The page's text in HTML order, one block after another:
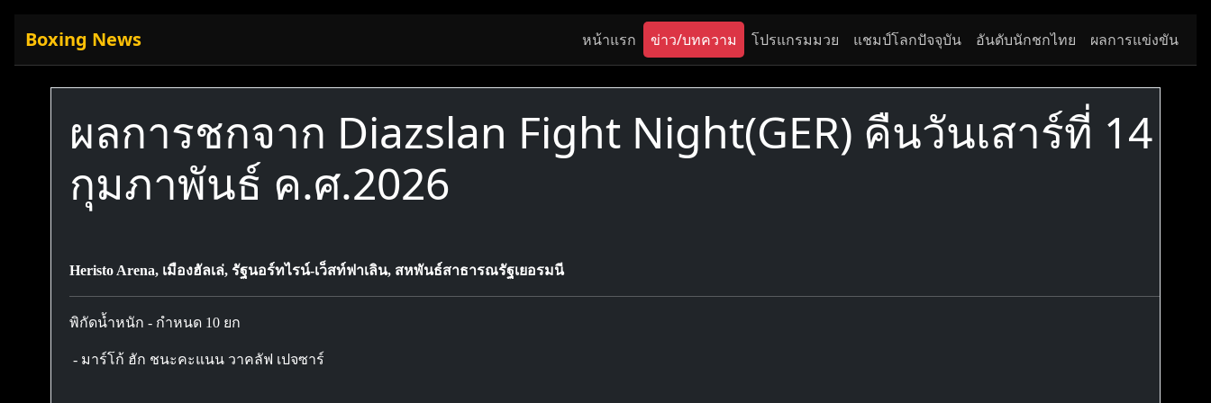
Boxing News หน้าแรก ข่าว/บทความ โปรแกรมมวย แชมป์โลกปัจจุบัน อันดับนักชกไทย ผลการแข่งขัน
ผลการชกจาก Diazslan Fight Night(GER) คืนวันเสาร์ที่ 14
กุมภาพันธ์ ค.ศ.2026
Heristo Arena, เมืองฮัลเล่, รัฐนอร์ทไรน์-เว็สท์ฟาเลิน, สหพันธ์สาธารณรัฐเยอรมนี
พิกัดน้ำหนัก - กำหนด 10 ยก
- มาร์โก้ ฮัก ชนะคะแนน วาคลัฟ เปจซาร์